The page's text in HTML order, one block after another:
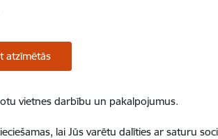
atzīmētās
vietnes darbību un pakalpojumus.
lai Jūs varētu dalīties ar saturu